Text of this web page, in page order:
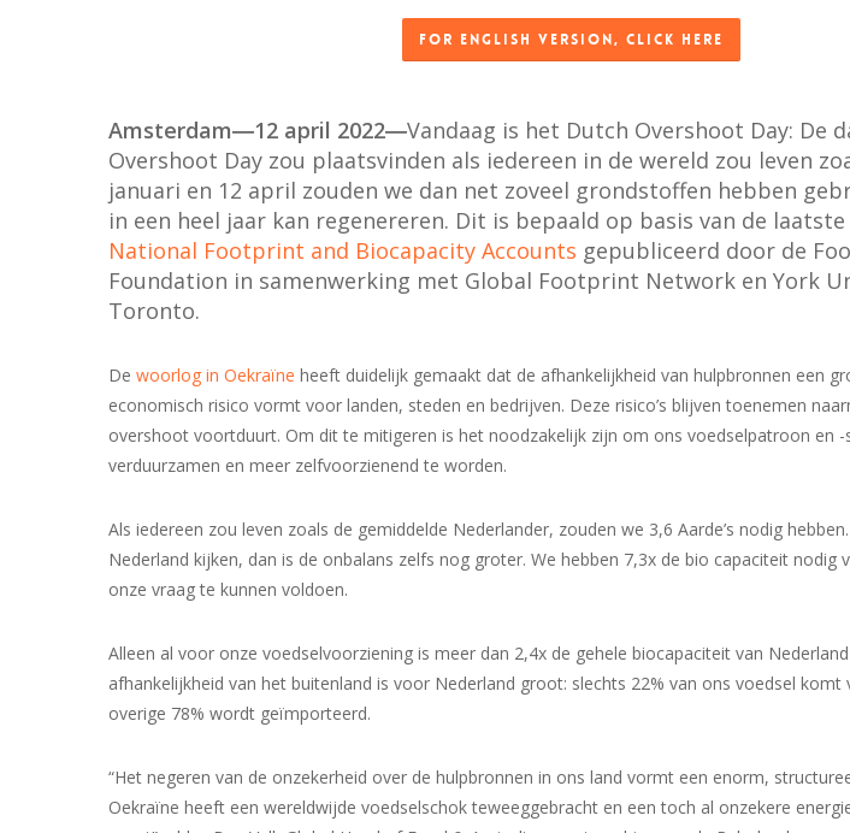
For English version, click here
Amsterdam―12 april 2022―Vandaag is het Dutch Overshoot Day: De
Overshoot Day zou plaatsvinden als iedereen in de wereld zou leven
januari en 12 april zouden we dan net zoveel grondstoffen hebben
in een heel jaar kan regenereren. Dit is bepaald op basis van de
National Footprint and Biocapacity Accounts gepubliceerd door de
Foundation in samenwerking met Global Footprint Network en York
Toronto.
Dewoorlog in Oekraïne heeft duidelijk gemaakt dat de afhankelijkheid van hulpbronnen een
economisch risico vormt voor landen, steden en bedrijven. Deze risico’s blijven toenemen
overshoot voortduurt. Om dit te mitigeren is het noodzakelijk zijn om ons voedselpatroon en -
verduurzamen en meer zelfvoorzienend te worden.
Als iedereen zou leven zoals de gemiddelde Nederlander, zouden we 3,6 Aarde’s nodig
Nederland kijken, dan is de onbalans zelfs nog groter. We hebben 7,3x de bio capaciteit nodig
onze vraag te kunnen voldoen.
Alleen al voor onze voedselvoorziening is meer dan 2,4x de gehele biocapaciteit van
afhankelijkheid van het buitenland is voor Nederland groot: slechts 22% van ons voedsel komt
overige 78% wordt geïmporteerd.
“Het negeren van de onzekerheid over de hulpbronnen in ons land vormt een enorm,
Oekraïne heeft een wereldwijde voedselschok teweeggebracht en een toch al onzekere